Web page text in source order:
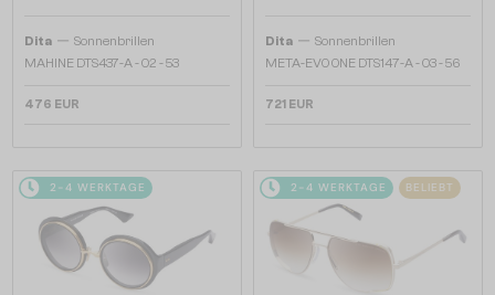
Dita — Sonnenbrillen
MAHINE DTS437-A - 02 - 53
476 EUR
Dita — Sonnenbrillen
META-EVO ONE DTS147-A - 03 - 56
721 EUR
2-4 WERKTAGE 2-4 WERKTAGE BELIEBT